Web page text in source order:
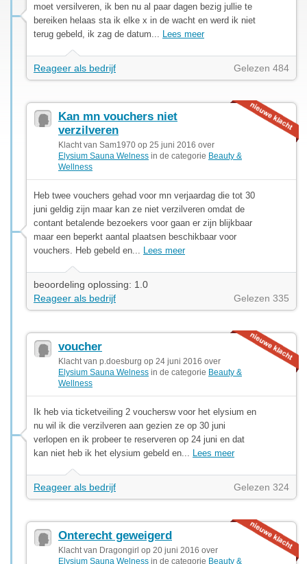
moet versilveren, ik ben nu al paar dagen bezig jullie te
bereiken helaas sta ik elke x in de wacht en werd ik niet
terug gebeld, ik zag de datum... Lees meer
Reageer als bedrijf Gelezen 484
Kan mn vouchers niet
verzilveren
Klacht van Sam1970 op 25 juni 2016 over
Elysium Sauna Welness in de categorie Beauty &
Wellness
Heb twee vouchers gehad voor mn verjaardag die tot 30
juni geldig zijn maar kan ze niet verzilveren omdat de
contant betalende bezoekers voor gaan er zijn blijkbaar
maar een beperkt aantal plaatsen beschikbaar voor
vouchers. Heb gebeld en... Lees meer
beoordeling oplossing: 1.0
Reageer als bedrijf
Gelezen 335
voucher
Klacht van p.doesburg op 24 juni 2016 over
Elysium Sauna Welness in de categorie Beauty &
Wellness
Ik heb via ticketveiling 2 vouchersw voor het elysium en
nu wil ik die verzilveren aan gezien ze op 30 juni
verlopen en ik probeer te reserveren op 24 juni en dat
kan niet heb ik het elysium gebeld en... Lees meer
Reageer als bedrijf Gelezen 324
Onterecht geweigerd
Klacht van Dragongirl op 20 juni 2016 over
Elysium Sauna Welness in de categorie Beauty &